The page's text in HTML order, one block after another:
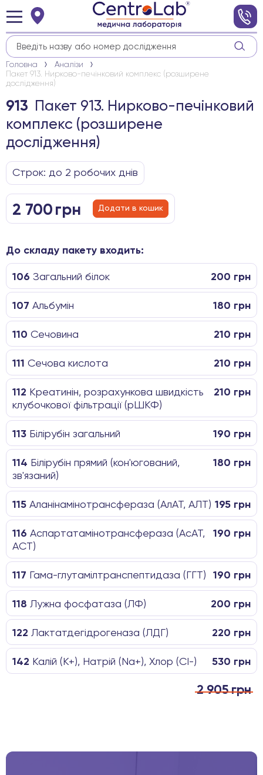
Головна
Аналізи
Пакет 913. Нирково-печінковий комплекс (розширене
дослідження)
913
Пакет 913. Нирково-печінковий
комплекс (розширене
дослідження)
Строк: до 2 робочих днів
2 700 грн Додати в кошик
До складу пакету входить:
106 Загальний білок 200 грн
107 Альбумін 180 грн
110 Сечовина 210 грн
111 Сечова кислота 210 грн
112 Креатинін, розрахункова швидкість
клубочкової фільтрації (рШКФ)
210 грн
113 Білірубін загальний 190 грн
114 Білірубін прямий (кон'югований,
зв'язаний)
180 грн
115 Аланінамінотрансфераза (АлАТ, АЛТ) 195 грн
116 Аспартатамінотрансфераза (АсАТ,
АСТ)
190 грн
117 Гама-глутамілтранспептидаза (ГГТ) 190 грн
118 Лужна фосфатаза (ЛФ) 200 грн
122 Лактатдегідрогеназа (ЛДГ) 220 грн
142 Калій (K+), Натрій (Na+), Хлор (CI-) 530 грн
2 905 грн